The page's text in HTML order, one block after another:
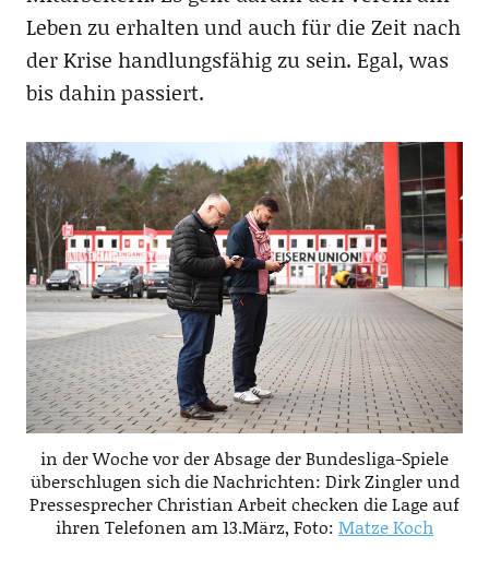
Leben zu erhalten und auch für die Zeit nach
der Krise handlungsfähig zu sein. Egal, was
bis dahin passiert.
in der Woche vor der Absage der Bundesliga-Spiele
überschlugen sich die Nachrichten: Dirk Zingler und
Pressesprecher Christian Arbeit checken die Lage auf
ihren Telefonen am 13.März, Foto: Matze Koch